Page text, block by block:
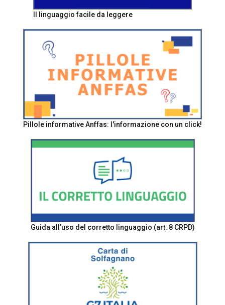
Il linguaggio facile da leggere
Pillole informative Anffas: l'informazione con un click!
Guida all’uso del corretto linguaggio (art. 8 CRPD)